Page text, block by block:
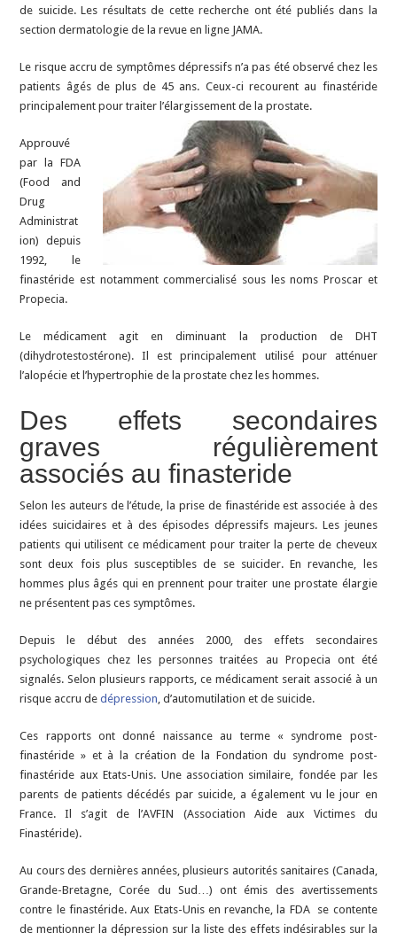
de suicide. Les résultats de cette recherche ont été publiés dans la
section dermatologie de la revue en ligne JAMA.
Le risque accru de symptômes dépressifs n’a pas été observé chez les
patients âgés de plus de 45 ans. Ceux-ci recourent au finastéride
principalement pour traiter l’élargissement de la prostate.
Approuvé
par la FDA
(Food and
Drug
Administrat
ion) depuis
1992, le
finastéride est notamment commercialisé sous les noms Proscar et
Propecia.
Le médicament agit en diminuant la production de DHT
(dihydrotestostérone). Il est principalement utilisé pour atténuer
l’alopécie et l’hypertrophie de la prostate chez les hommes.
Des effets secondaires
graves régulièrement
associés au finasteride
Selon les auteurs de l’étude, la prise de finastéride est associée à des
idées suicidaires et à des épisodes dépressifs majeurs. Les jeunes
patients qui utilisent ce médicament pour traiter la perte de cheveux
sont deux fois plus susceptibles de se suicider. En revanche, les
hommes plus âgés qui en prennent pour traiter une prostate élargie
ne présentent pas ces symptômes.
Depuis le début des années 2000, des effets secondaires
psychologiques chez les personnes traitées au Propecia ont été
signalés. Selon plusieurs rapports, ce médicament serait associé à un
risque accru dedépression , d’automutilation et de suicide.
Ces rapports ont donné naissance au terme « syndrome post-
finastéride » et à la création de la Fondation du syndrome post-
finastéride aux Etats-Unis. Une association similaire, fondée par les
parents de patients décédés par suicide, a également vu le jour en
France. Il s’agit de l’AVFIN (Association Aide aux Victimes du
Finastéride).
Au cours des dernières années, plusieurs autorités sanitaires (Canada,
Grande-Bretagne, Corée du Sud…) ont émis des avertissements
contre le finastéride. Aux Etats-Unis en revanche, la FDA se contente
de mentionner la dépression sur la liste des effets indésirables sur la